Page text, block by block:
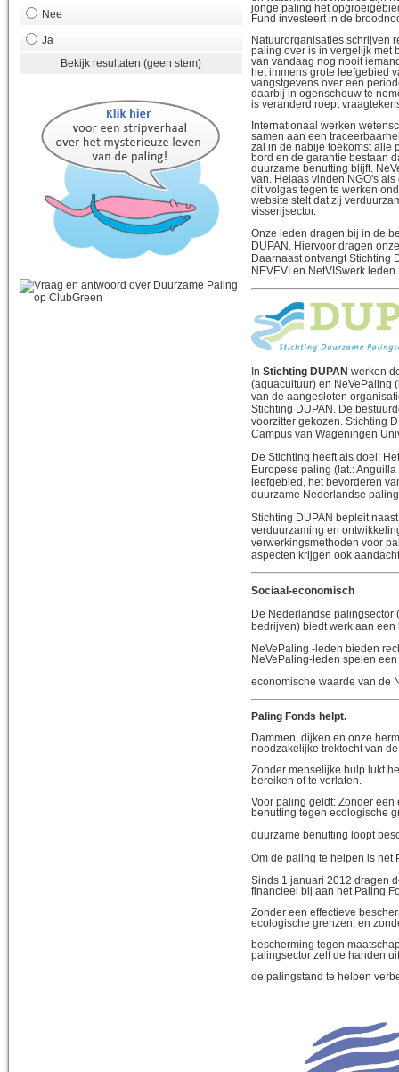
Nee
Ja
Bekijk resultaten (geen stem)
jonge paling het
Fund investeert in de
Natuurorganisaties schrijven
paling over is in vergelijk met
van vandaag nog nooit
het immens grote leefgebied
vangstgevens over een
daarbij in ogenschouw te
is veranderd roept
Internationaal werken
samen aan een
zal in de nabije toekomst alle
bord en de garantie bestaan
duurzame benutting blijft.
van. Helaas vinden NGO's
dit volgas tegen te werken
website stelt dat zij
visserijsector.
Onze leden dragen bij in de
DUPAN. Hiervoor dragen
Daarnaast ontvangt Stichting
NEVEVI en NetVISwerk leden.
In Stichting DUPAN werken
(aquacultuur) en NeVePaling
van de aangesloten
Stichting DUPAN. De
voorzitter gekozen. Stichting
Campus van Wageningen
De Stichting heeft als doel:
Europese paling (lat.:
leefgebied, het bevorderen
duurzame Nederlandse
Stichting DUPAN bepleit
verduurzaming en
verwerkingsmethoden voor
aspecten krijgen ook
Sociaal-economisch
De Nederlandse
bedrijven) biedt werk aan
NeVePaling -leden bieden
NeVePaling-leden spelen
economische waarde van de
Paling Fonds helpt.
Dammen, dijken en onze
noodzakelijke trektocht van
Zonder menselijke hulp lukt
bereiken of te verlaten.
Voor paling geldt: Zonder
benutting tegen ecologische
duurzame benutting loopt
Om de paling te helpen is het
Sinds 1 januari 2012 dragen
financieel bij aan het Paling
Zonder een effectieve
ecologische grenzen, en
bescherming tegen
palingsector zelf de handen
de palingstand te helpen